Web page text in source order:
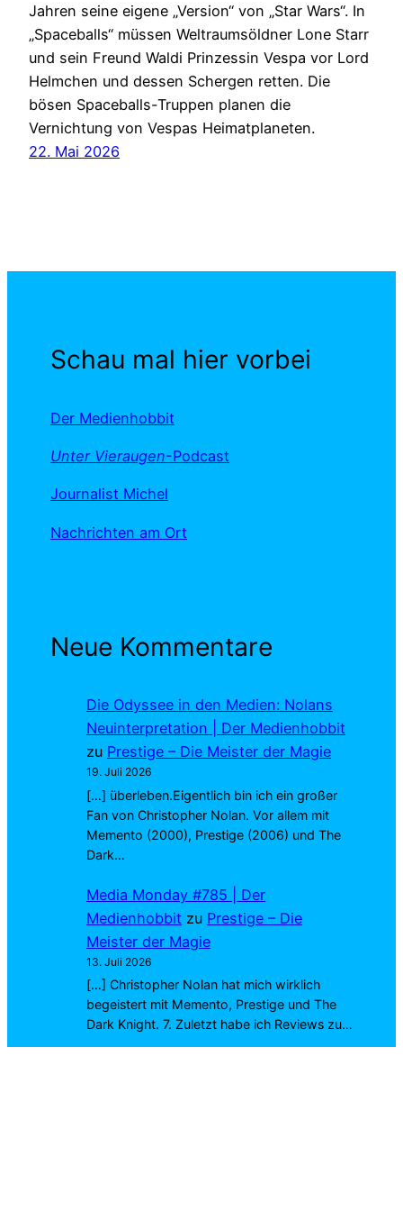
Jahren seine eigene „Version“ von „Star Wars“. In
„Spaceballs“ müssen Weltraumsöldner Lone Starr
und sein Freund Waldi Prinzessin Vespa vor Lord
Helmchen und dessen Schergen retten. Die
bösen Spaceballs-Truppen planen die
Vernichtung von Vespas Heimatplaneten.
22. Mai 2026
Schau mal hier vorbei
Der Medienhobbit
Unter Vieraugen-Podcast
Journalist Michel
Nachrichten am Ort
Neue Kommentare
Die Odyssee in den Medien: Nolans
Neuinterpretation | Der Medienhobbit
zu Prestige – Die Meister der Magie
19. Juli 2026
[…] überleben.Eigentlich bin ich ein großer
Fan von Christopher Nolan. Vor allem mit
Memento (2000), Prestige (2006) und The
Dark…
Media Monday #785 | Der
Medienhobbit zu Prestige – Die
Meister der Magie
13. Juli 2026
[…] Christopher Nolan hat mich wirklich
begeistert mit Memento, Prestige und The
Dark Knight. 7. Zuletzt habe ich Reviews zu…